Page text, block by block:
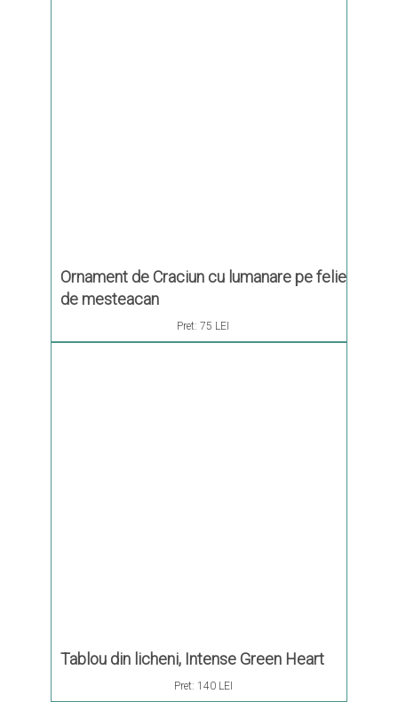
Ornament de Craciun cu lumanare pe felie
de mesteacan
Pret: 75 LEI
Tablou din licheni, Intense Green Heart
Pret: 140 LEI